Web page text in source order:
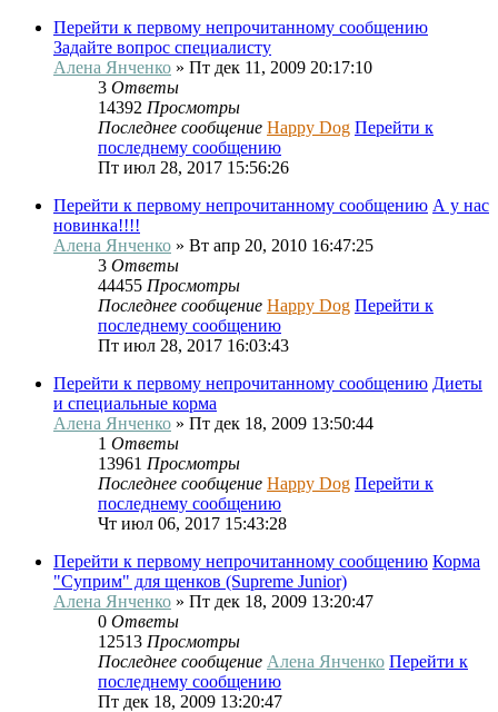
Перейти к первому непрочитанному сообщению
Задайте вопрос специалисту
Алена Янченко » Пт дек 11, 2009 20:17:10
3 Ответы
14392 Просмотры
Последнее сообщение Happy Dog Перейти к
последнему сообщению
Пт июл 28, 2017 15:56:26
Перейти к первому непрочитанному сообщению А у нас
новинка!!!!
Алена Янченко » Вт апр 20, 2010 16:47:25
3 Ответы
44455 Просмотры
Последнее сообщение Happy Dog Перейти к
последнему сообщению
Пт июл 28, 2017 16:03:43
Перейти к первому непрочитанному сообщению Диеты
и специальные корма
Алена Янченко » Пт дек 18, 2009 13:50:44
1 Ответы
13961 Просмотры
Последнее сообщение Happy Dog Перейти к
последнему сообщению
Чт июл 06, 2017 15:43:28
Перейти к первому непрочитанному сообщению Корма
"Суприм" для щенков (Supreme Junior)
Алена Янченко » Пт дек 18, 2009 13:20:47
0 Ответы
12513 Просмотры
Последнее сообщение Алена Янченко Перейти к
последнему сообщению
Пт дек 18, 2009 13:20:47